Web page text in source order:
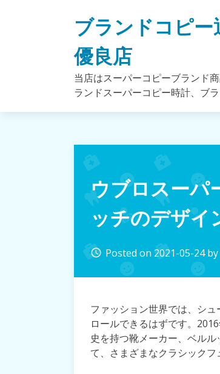
ブランドコピ
優良店
当店はスーパーコピーブランド
ランドスーパーコピー時計、ブ
ウブロスーパ
ッチのデザイ
access_time Posted on2021-05-24
ファッション世界では、シ
ロールできるはずです。
史を持つ靴メーカー、ベル
て、さまざまなクラシックフ